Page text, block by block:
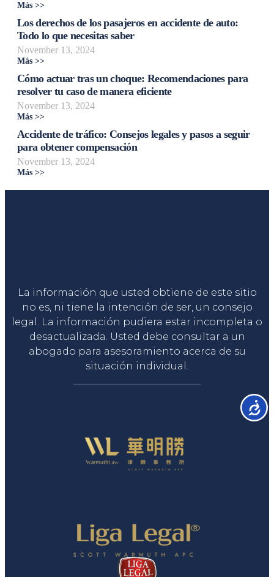
Más >>
Los derechos de los pasajeros en accidente de auto:
Todo lo que necesitas saber
November 13, 2024
Más >>
Cómo actuar tras un choque: Recomendaciones para
resolver tu caso de manera eficiente
November 13, 2024
Más >>
Accidente de tráfico: Consejos legales y pasos a seguir
para obtener compensación
November 13, 2024
Más >>
La información que usted obtiene de este sitio
no es, ni tiene la intención de ser, un consejo
legal. La información pudiera estar incompleta o
desactualizada. Usted debe consultar a un
abogado para asesoramiento acerca de su
situación individual.